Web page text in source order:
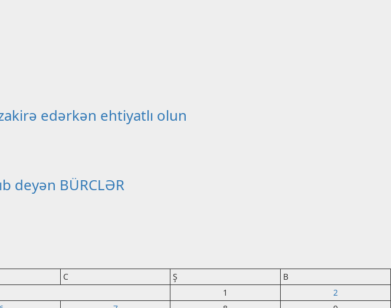
edərkən ehtiyatlı olun
deyən BÜRCLƏR
C Ş
B
1
2